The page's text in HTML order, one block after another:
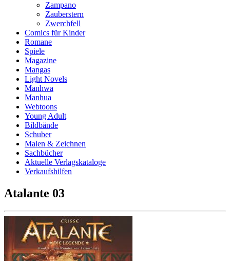
Zampano
Zauberstern
Zwerchfell
Comics für Kinder
Romane
Spiele
Magazine
Mangas
Light Novels
Manhwa
Manhua
Webtoons
Young Adult
Bildbände
Schuber
Malen & Zeichnen
Sachbücher
Aktuelle Verlagskataloge
Verkaufshilfen
Atalante 03